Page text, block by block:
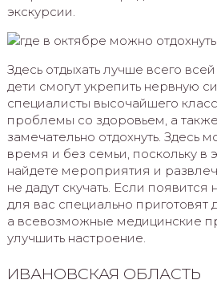
экскурсии.
Здесь отдыхать лучше всего
дети смогут укрепить нервную
специалисты высочайшего
проблемы со здоровьем, а
замечательно отдохнуть. Здесь
время и без семьи, поскольку в
найдете мероприятия и
не дадут скучать. Если появится
для вас специально приготовят
а всевозможные медицинские
улучшить настроение.
ИВАНОВСКАЯ ОБЛАСТЬ